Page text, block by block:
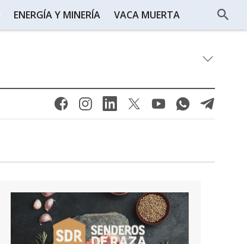
ENERGÍA Y MINERÍA VACA MUERTA